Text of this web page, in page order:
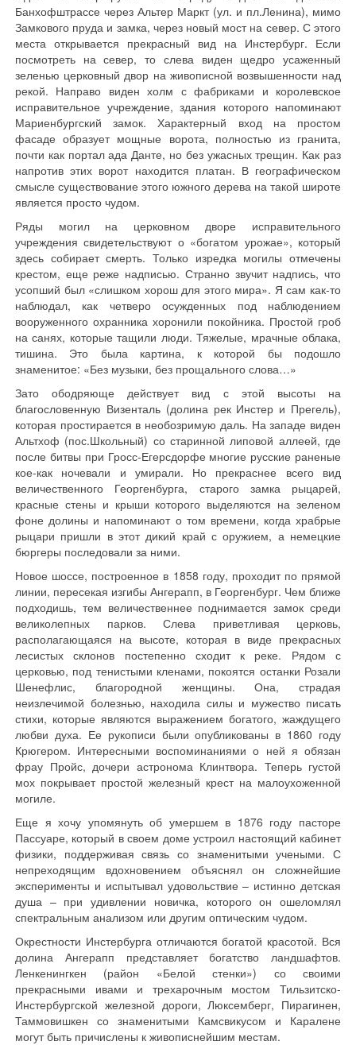
Банхофштрассе через Альтер Маркт (ул. и пл.Ленина), мимо
Замкового пруда и замка, через новый мост на север. С этого
места открывается прекрасный вид на Инстербург. Если
посмотреть на север, то слева виден щедро усаженный
зеленью церковный двор на живописной возвышенности над
рекой. Направо виден холм с фабриками и королевское
исправительное учреждение, здания которого напоминают
Мариенбургский замок. Характерный вход на простом
фасаде образует мощные ворота, полностью из гранита,
почти как портал ада Данте, но без ужасных трещин. Как раз
напротив этих ворот находится платан. В географическом
смысле существование этого южного дерева на такой широте
является просто чудом.
Ряды могил на церковном дворе исправительного
учреждения свидетельствуют о «богатом урожае», который
здесь собирает смерть. Только изредка могилы отмечены
крестом, еще реже надписью. Странно звучит надпись, что
усопший был «слишком хорош для этого мира». Я сам как-то
наблюдал, как четверо осужденных под наблюдением
вооруженного охранника хоронили покойника. Простой гроб
на санях, которые тащили люди. Тяжелые, мрачные облака,
тишина. Это была картина, к которой бы подошло
знаменитое: «Без музыки, без прощального слова…»
Зато ободряюще действует вид с этой высоты на
благословенную Визенталь (долина рек Инстер и Прегель),
которая простирается в необозримую даль. На западе виден
Альтхоф (пос.Школьный) со старинной липовой аллеей, где
после битвы при Гросс-Егерсдорфе многие русские раненые
кое-как ночевали и умирали. Но прекраснее всего вид
величественного Георгенбурга, старого замка рыцарей,
красные стены и крыши которого выделяются на зеленом
фоне долины и напоминают о том времени, когда храбрые
рыцари пришли в этот дикий край с оружием, а немецкие
бюргеры последовали за ними.
Новое шоссе, построенное в 1858 году, проходит по прямой
линии, пересекая изгибы Ангерапп, в Георгенбург. Чем ближе
подходишь, тем величественнее поднимается замок среди
великолепных парков. Слева приветливая церковь,
располагающаяся на высоте, которая в виде прекрасных
лесистых склонов постепенно сходит к реке. Рядом с
церковью, под тенистыми кленами, покоятся останки Розали
Шенефлис, благородной женщины. Она, страдая
неизлечимой болезнью, находила силы и мужество писать
стихи, которые являются выражением богатого, жаждущего
любви духа. Ее рукописи были опубликованы в 1860 году
Крюгером. Интересными воспоминаниями о ней я обязан
фрау Пройс, дочери астронома Клинтвора. Теперь густой
мох покрывает простой железный крест на малоухоженной
могиле.
Еще я хочу упомянуть об умершем в 1876 году пасторе
Пассуаре, который в своем доме устроил настоящий кабинет
физики, поддерживая связь со знаменитыми учеными. С
непреходящим вдохновением объяснял он сложнейшие
эксперименты и испытывал удовольствие – истинно детская
душа – при удивлении новичка, которого он ошеломлял
спектральным анализом или другим оптическим чудом.
Окрестности Инстербурга отличаются богатой красотой. Вся
долина Ангерапп представляет богатство ландшафтов.
Ленкенингкен (район «Белой стенки») со своими
прекрасными ивами и трехарочным мостом Тильзитско-
Инстербургской железной дороги, Люксемберг, Пирагинен,
Таммовишкен со знаменитыми Камсвикусом и Каралене
могут быть причислены к живописнейшим местам.